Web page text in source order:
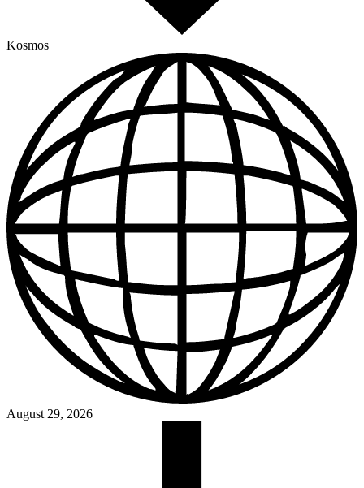
Kosmos
August 29, 2026